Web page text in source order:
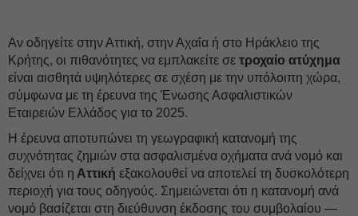
Αν οδηγείτε στην Αττική, στην Αχαΐα ή στο Ηράκλειο της
Κρήτης, οι πιθανότητες να εμπλακείτε σε τροχαίο ατύχημα
είναι αισθητά υψηλότερες σε σχέση με την υπόλοιπη χώρα,
σύμφωνα με τη έρευνα της Ένωσης Ασφαλιστικών
Εταιρειών Ελλάδος για το 2025.
Η έρευνα αποτυπώνει τη γεωγραφική κατανομή της
συχνότητας ζημιών στα ασφαλισμένα οχήματα ανά νομό και
δείχνει ότι η Αττική εξακολουθεί να αποτελεί τη δυσκολότερη
περιοχή για τους οδηγούς. Σημειώνεται ότι η κατανομή ανά
νομό βασίζεται στη διεύθυνση έκδοσης του συμβολαίου —